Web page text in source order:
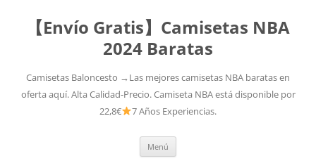
【Envío Gratis】Camisetas NBA
2024 Baratas
Camisetas Baloncesto →Las mejores camisetas NBA baratas en
oferta aquí. Alta Calidad-Precio. Camiseta NBA está disponible por
22,8€
7 Años Experiencias.
Menú